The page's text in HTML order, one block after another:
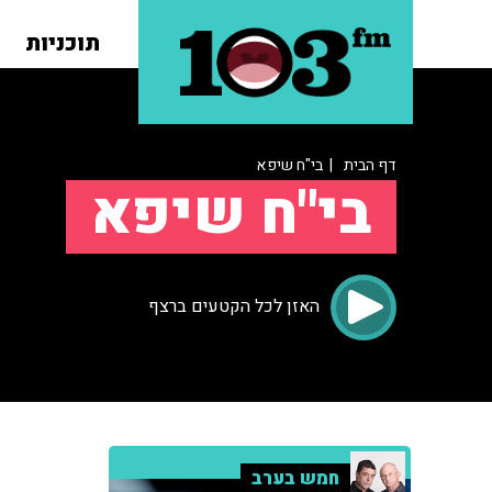
תוכניות
דף הבית | בי"ח שיפא
בי"ח שיפא
האזן לכל הקטעים ברצף
חמש בערב